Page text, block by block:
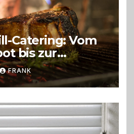
Catering: Vom
bis zur
Events,
und
FRANK